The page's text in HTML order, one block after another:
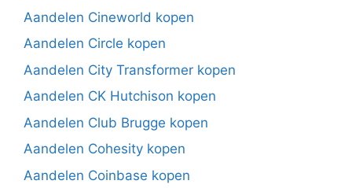
Aandelen Cineworld kopen
Aandelen Circle kopen
Aandelen City Transformer kopen
Aandelen CK Hutchison kopen
Aandelen Club Brugge kopen
Aandelen Cohesity kopen
Aandelen Coinbase kopen